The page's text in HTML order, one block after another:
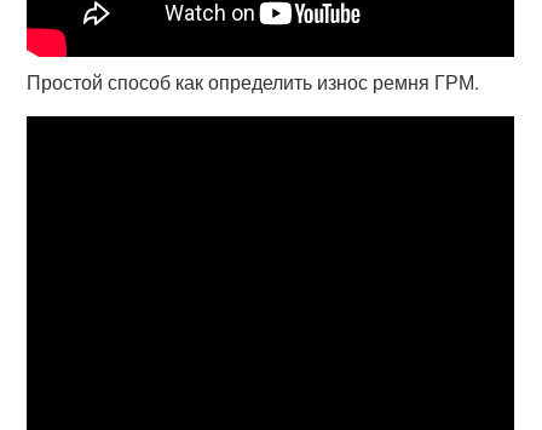
Простой способ как определить износ ремня ГРМ.